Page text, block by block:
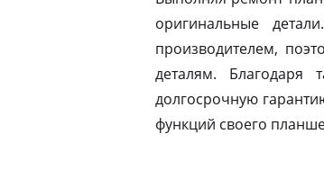
оригинальные
производителем,
деталям.
долгосрочную
функций своего